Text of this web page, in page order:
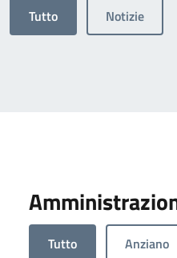
Tutto Notizie
Tutto Anziano